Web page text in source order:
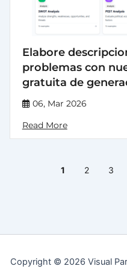
Elabore
problemas con
gratuita de
06, Mar 2026
Read More
1 2 3
Copyright © 2026 Visual